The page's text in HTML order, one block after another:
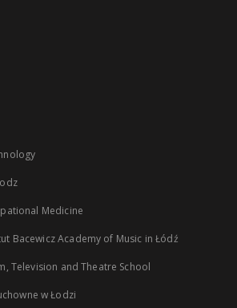
Medicine
Bacewicz Academy of Music in Łódź
Television and Theatre School
w Łodzi